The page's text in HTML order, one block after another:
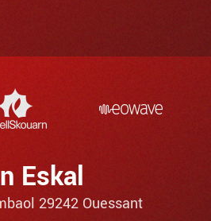
Eskal
29242 Ouessant